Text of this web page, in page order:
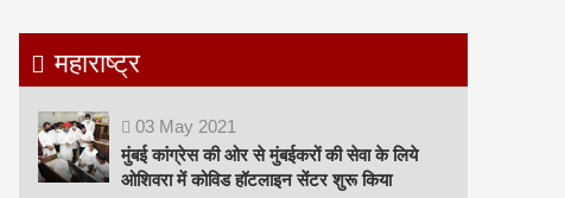
महाराष्ट्र
03 May 2021
मुंबई कांग्रेस की ओर से मुंबईकरों की सेवा के लिये
ओशिवरा में कोविड हॉटलाइन सेंटर शुरू किया